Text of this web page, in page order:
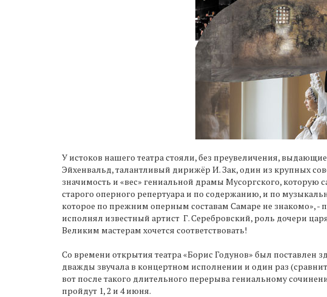
У истоков нашего театра стояли, без преувеличения,
Эйхенвальд, талантливый дирижёр И. Зак, один из крупных
значимость и «вес» гениальной драмы Мусоргского, которую
старого оперного репертуара и по содержанию, и по
которое по прежним оперным составам Самаре не знакомо», -
исполнял известный артист Г. Серебровский, роль дочери
Великим мастерам хочется соответствовать!
Со времени открытия театра «Борис Годунов» был поставлен
дважды звучала в концертном исполнении и один раз
вот после такого длительного перерыва гениальному
пройдут 1, 2 и 4 июня.